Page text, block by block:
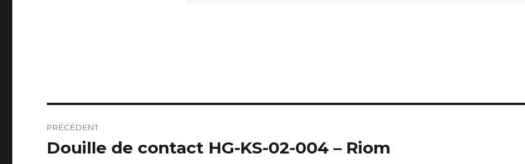
de
PRÉCÉDENT
Publication
Douille de contact HG-KS-02-004 – Riom